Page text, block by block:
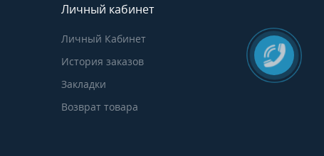
Личный кабинет
Личный Кабинет
История заказов
Закладки
Возврат товара